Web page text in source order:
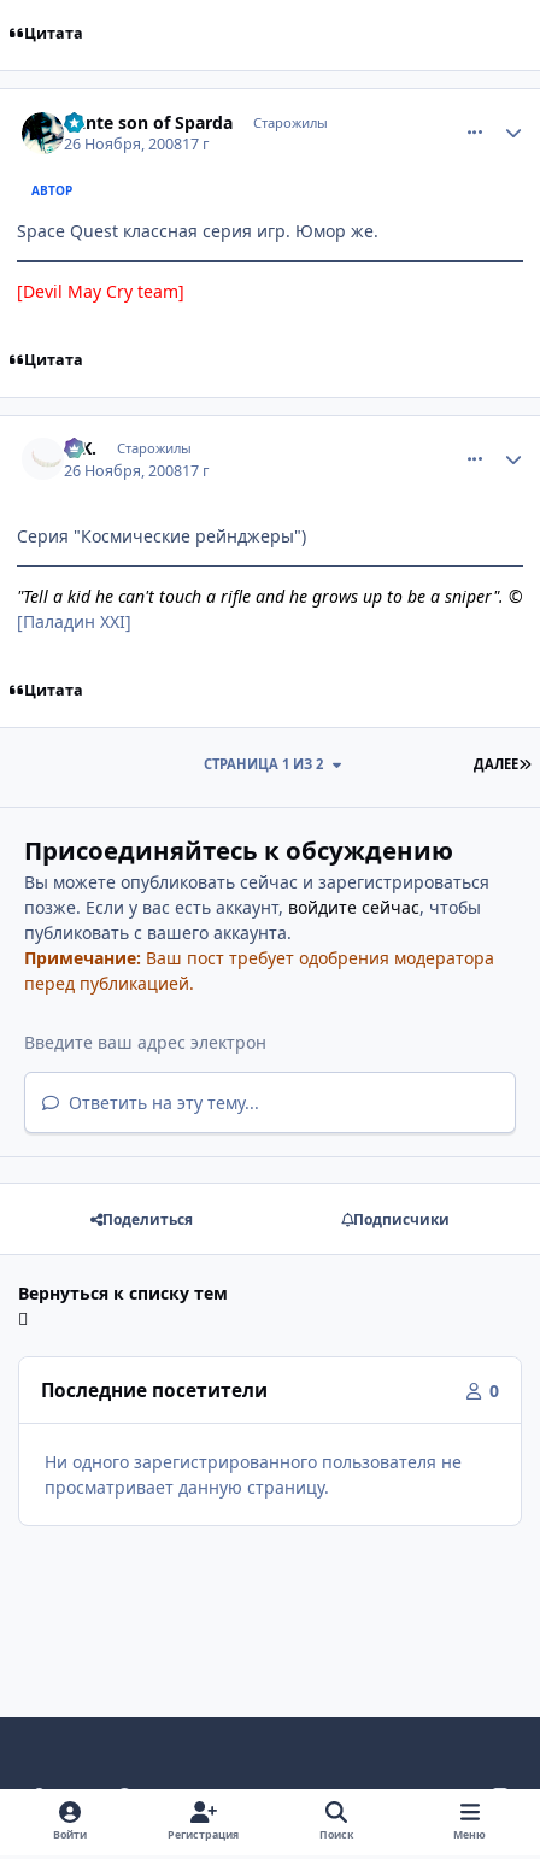
Цитата
Dante son of Sparda Старожилы
26 Ноября, 200817 г
АВТОР
Space Quest классная серия игр. Юмор же.
[Devil May Cry team]
Цитата
G.K. Старожилы
26 Ноября, 200817 г
Серия "Космические рейнджеры")
"Tell a kid he can't touch a rifle and he grows up to be a sniper". ©
[Паладин XXI]
Цитата
ДАЛЕЕ
СТРАНИЦА 1 ИЗ 2
Присоединяйтесь к обсуждению
Вы можете опубликовать сейчас и зарегистрироваться
позже. Если у вас есть аккаунт, войдите сейчас, чтобы
публиковать с вашего аккаунта.
Примечание: Ваш пост требует одобрения модератора
перед публикацией.
Ответить на эту тему...
Поделиться Подписчики
Вернуться к списку тем
Последние посетители 0
Ни одного зарегистрированного пользователя не
просматривает данную страницу.
Светлый режим
Темный режим
Как в системе
v
k
Политика конфиденциальности
Войти Регистрация Поиск Меню